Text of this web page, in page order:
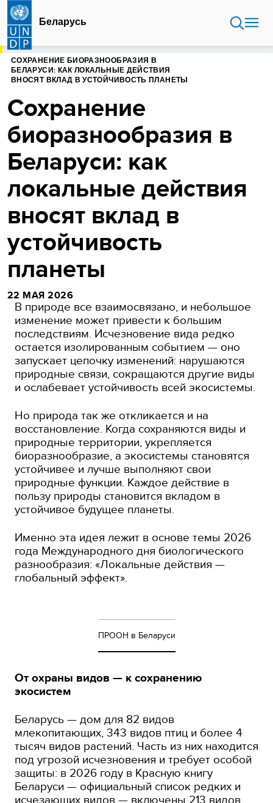
Перейти
основному
содержанию
Беларусь
ГЛАВНАЯ
СОХРАНЕНИЕ БИОРАЗНООБРАЗИЯ В
БЕЛАРУСИ: КАК ЛОКАЛЬНЫЕ ДЕЙСТВИЯ
ВНОСЯТ ВКЛАД В УСТОЙЧИВОСТЬ ПЛАНЕТЫ
Сохранение
биоразнообразия в
Беларуси: как
локальные действия
вносят вклад в
устойчивость
планеты
22 МАЯ 2026
В природе все взаимосвязано, и небольшое
изменение может привести к большим
последствиям. Исчезновение вида редко
остается изолированным событием — оно
запускает цепочку изменений: нарушаются
природные связи, сокращаются другие виды
и ослабевает устойчивость всей экосистемы.
Но природа так же откликается и на
восстановление. Когда сохраняются виды и
природные территории, укрепляется
биоразнообразие, а экосистемы становятся
устойчивее и лучше выполняют свои
природные функции. Каждое действие в
пользу природы становится вкладом в
устойчивое будущее планеты.
Именно эта идея лежит в основе темы 2026
года Международного дня биологического
разнообразия: «Локальные действия —
глобальный эффект».
ПРООН в Беларуси
От охраны видов — к сохранению
экосистем
Беларусь — дом для 82 видов
млекопитающих, 343 видов птиц и более 4
тысяч видов растений. Часть из них находится
под угрозой исчезновения и требует особой
защиты: в 2026 году в Красную книгу
Беларуси — официальный список редких и
исчезающих видов — включены 213 видов